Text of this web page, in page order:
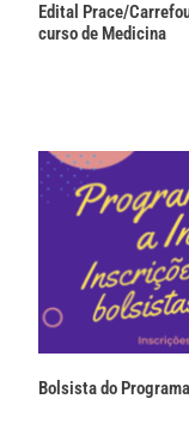
Edital Prace/
curso de Medicina
Bolsista do